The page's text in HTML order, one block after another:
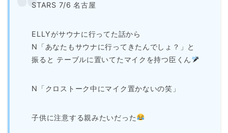
STARS 7/6 名古屋
ELLYがサウナに行ってた話から
N「あなたもサウナに行ってきたんでしょ？」と
振ると テーブルに置いてたマイクを持つ臣くん
N「クロストーク中にマイク置かないの笑」
子供に注意する親みたいだった